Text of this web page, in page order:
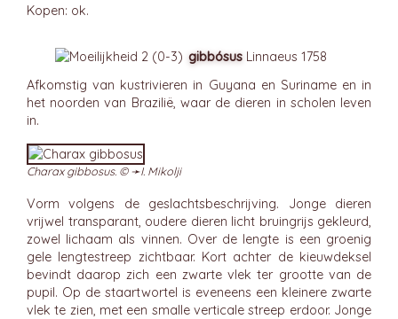
Kopen: ok.
gibbósus Linnaeus 1758
Afkomstig van kustrivieren in Guyana en Suriname en in
het noorden van Brazilië, waar de dieren in scholen leven
in.
Charax gibbosus. © ➛I. Mikolji
Vorm volgens de geslachtsbeschrijving. Jonge dieren
vrijwel transparant, oudere dieren licht bruingrijs gekleurd,
zowel lichaam als vinnen. Over de lengte is een groenig
gele lengtestreep zichtbaar. Kort achter de kieuwdeksel
bevindt daarop zich een zwarte vlek ter grootte van de
pupil. Op de staartwortel is eveneens een kleinere zwarte
vlek te zien, met een smalle verticale streep erdoor. Jonge